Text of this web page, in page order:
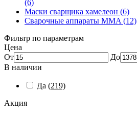
(6)
Маски сварщика хамелеон (6)
Сварочные аппараты MMA (12)
Фильтр по параметрам
Цена
От
До
В наличии
Да (219)
Акция